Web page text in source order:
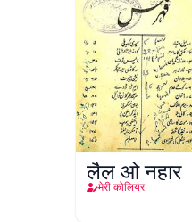
लैल ओ नहार
मेरी कोलियर